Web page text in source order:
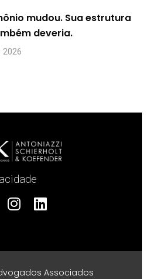
mudou. Sua estrutura
deveria.
2026
Associados